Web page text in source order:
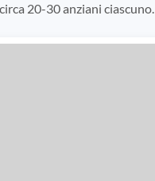
20-30 anziani ciascuno.